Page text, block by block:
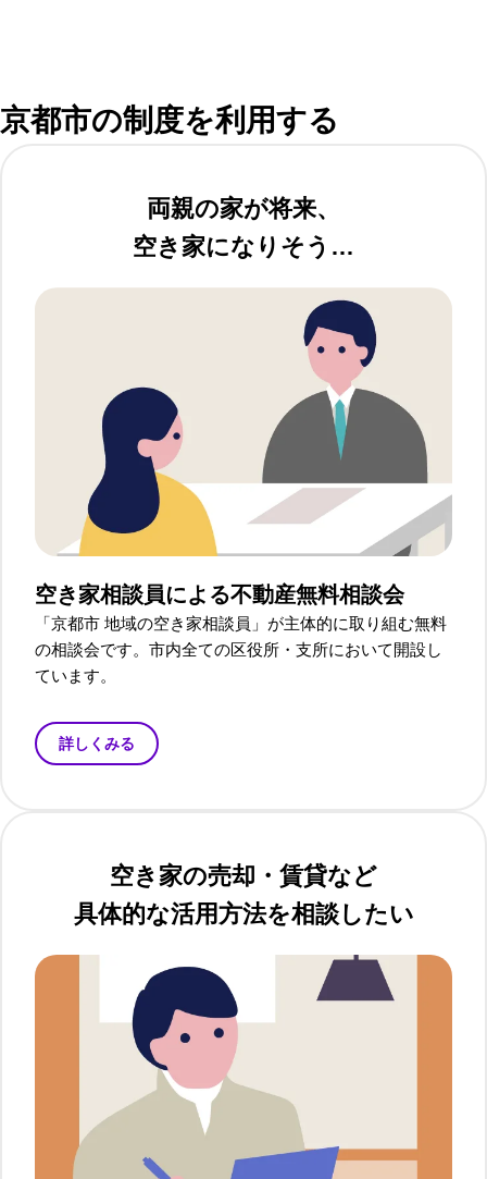
京都市の制度を利用する
両親の家が将来、
空き家になりそう…
空き家相談員による不動産無料相談会
「京都市 地域の空き家相談員」が主体的に取り組む無料
の相談会です。市内全ての区役所・支所において開設し
ています。
詳しくみる
空き家の売却・賃貸など
具体的な活用方法を相談したい